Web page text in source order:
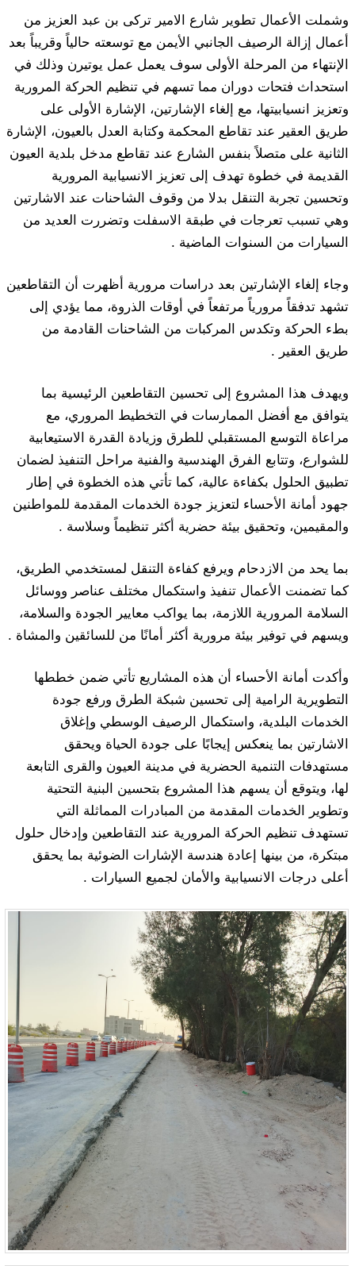
وشملت الأعمال تطوير شارع الامير تركى بن عبد العزيز من
أعمال إزالة الرصيف الجانبي الأيمن مع توسعته حالياً وقريباً بعد
الإنتهاء من المرحلة الأولى سوف يعمل عمل يوتيرن وذلك في
استحداث فتحات دوران مما تسهم في تنظيم الحركة المرورية
وتعزيز انسيابيتها، مع إلغاء الإشارتين، الإشارة الأولى على
طريق العقير عند تقاطع المحكمة وكتابة العدل بالعيون، الإشارة
الثانية على متصلاً بنفس الشارع عند تقاطع مدخل بلدية العيون
القديمة في خطوة تهدف إلى تعزيز الانسيابية المرورية
وتحسين تجربة التنقل بدلا من وقوف الشاحنات عند الاشارتين
وهي تسبب تعرجات في طبقة الاسفلت وتضررت العديد من
السيارات من السنوات الماضية .
وجاء إلغاء الإشارتين بعد دراسات مرورية أظهرت أن التقاطعين
تشهد تدفقاً مرورياً مرتفعاً في أوقات الذروة، مما يؤدي إلى
بطء الحركة وتكدس المركبات من الشاحنات القادمة من
طريق العقير .
ويهدف هذا المشروع إلى تحسين التقاطعين الرئيسية بما
يتوافق مع أفضل الممارسات في التخطيط المروري، مع
مراعاة التوسع المستقبلي للطرق وزيادة القدرة الاستيعابية
للشوارع، وتتابع الفرق الهندسية والفنية مراحل التنفيذ لضمان
تطبيق الحلول بكفاءة عالية، كما تأتي هذه الخطوة في إطار
جهود أمانة الأحساء لتعزيز جودة الخدمات المقدمة للمواطنين
والمقيمين، وتحقيق بيئة حضرية أكثر تنظيماً وسلاسة .
بما يحد من الازدحام ويرفع كفاءة التنقل لمستخدمي الطريق،
كما تضمنت الأعمال تنفيذ واستكمال مختلف عناصر ووسائل
السلامة المرورية اللازمة، بما يواكب معايير الجودة والسلامة،
ويسهم في توفير بيئة مرورية أكثر أمانًا من للسائقين والمشاة .
وأكدت أمانة الأحساء أن هذه المشاريع تأتي ضمن خططها
التطويرية الرامية إلى تحسين شبكة الطرق ورفع جودة
الخدمات البلدية، واستكمال الرصيف الوسطي وإغلاق
الاشارتين بما ينعكس إيجابًا على جودة الحياة ويحقق
مستهدفات التنمية الحضرية في مدينة العيون والقرى التابعة
لها، ويتوقع أن يسهم هذا المشروع بتحسين البنية التحتية
وتطوير الخدمات المقدمة من المبادرات المماثلة التي
تستهدف تنظيم الحركة المرورية عند التقاطعين وإدخال حلول
مبتكرة، من بينها إعادة هندسة الإشارات الضوئية بما يحقق
أعلى درجات الانسيابية والأمان لجميع السيارات .